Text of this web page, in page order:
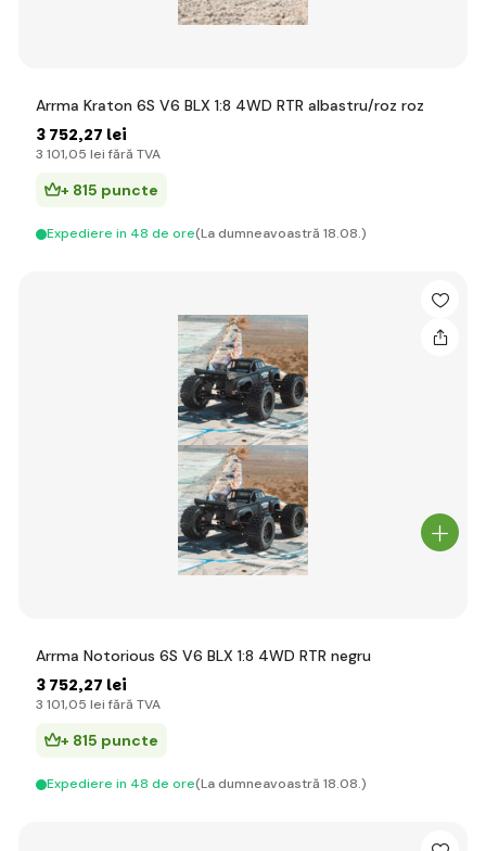
Arrma Kraton 6S V6 BLX 1:8 4WD RTR albastru/roz roz
3 752,27 lei
3 101,05 lei fără TVA
+ 815 puncte
Expediere in 48 de ore(La dumneavoastră 18.08.)
Arrma Notorious 6S V6 BLX 1:8 4WD RTR negru
3 752,27 lei
3 101,05 lei fără TVA
+ 815 puncte
Expediere in 48 de ore(La dumneavoastră 18.08.)